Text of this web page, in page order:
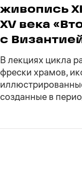
живопись
XV века
с
В лекциях цикла
фрески храмов,
созданные в